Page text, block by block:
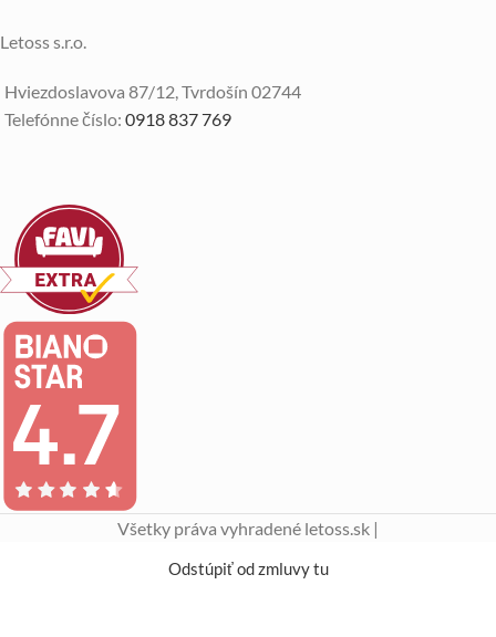
Letoss s.r.o.
Hviezdoslavova 87/12, Tvrdošín 02744
Telefónne číslo: 0918 837 769
Všetky práva vyhradené letoss.sk |
Odstúpiť od zmluvy tu